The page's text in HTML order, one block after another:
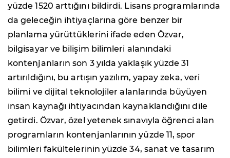
yüzde 1520 arttığını bildirdi. Lisans programlarında
da geleceğin ihtiyaçlarına göre benzer bir
planlama yürüttüklerini ifade eden Özvar,
bilgisayar ve bilişim bilimleri alanındaki
kontenjanların son 3 yılda yaklaşık yüzde 31
artırıldığını, bu artışın yazılım, yapay zeka, veri
bilimi ve dijital teknolojiler alanlarında büyüyen
insan kaynağı ihtiyacından kaynaklandığını dile
getirdi. Özvar, özel yetenek sınavıyla öğrenci alan
programların kontenjanlarının yüzde 11, spor
bilimleri fakültelerinin yüzde 34, sanat ve tasarım